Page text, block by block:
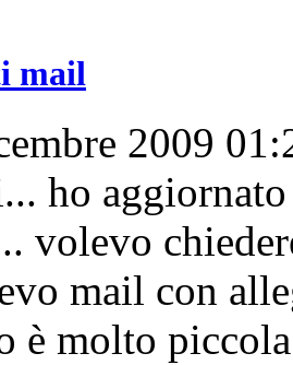
mail
2009
ho
volevo
mail con
è molto